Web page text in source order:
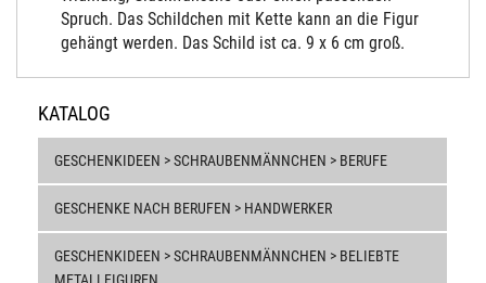
Spruch. Das Schildchen mit Kette kann an die Figur
gehängt werden. Das Schild ist ca. 9 x 6 cm groß.
KATALOG
GESCHENKIDEEN > SCHRAUBENMÄNNCHEN > BERUFE
GESCHENKE NACH BERUFEN > HANDWERKER
GESCHENKIDEEN > SCHRAUBENMÄNNCHEN > BELIEBTE